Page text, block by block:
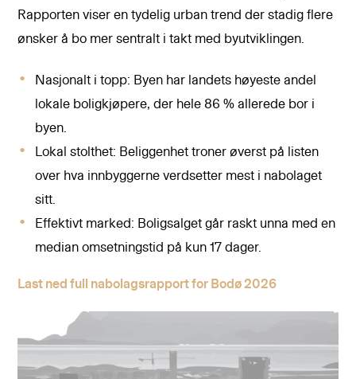
Rapporten viser en tydelig urban trend der stadig flere
ønsker å bo mer sentralt i takt med byutviklingen.
Nasjonalt i topp: Byen har landets høyeste andel
lokale boligkjøpere, der hele 86 % allerede bor i
byen.
Lokal stolthet: Beliggenhet troner øverst på listen
over hva innbyggerne verdsetter mest i nabolaget
sitt.
Effektivt marked: Boligsalget går raskt unna med en
median omsetningstid på kun 17 dager.
Last ned full nabolagsrapport for Bodø 2026